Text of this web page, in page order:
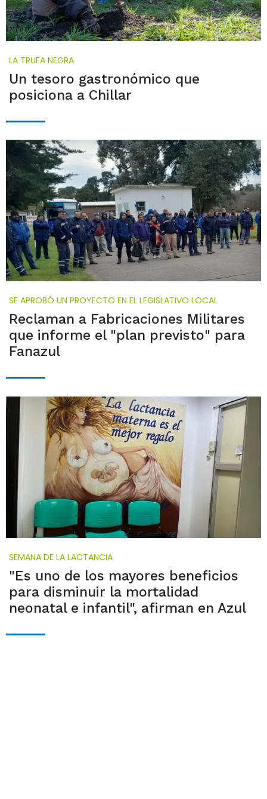
LA TRUFA NEGRA
Un tesoro gastronómico que
posiciona a Chillar
SE APROBÓ UN PROYECTO EN EL LEGISLATIVO LOCAL
Reclaman a Fabricaciones Militares
que informe el "plan previsto" para
Fanazul
SEMANA DE LA LACTANCIA
"Es uno de los mayores beneficios
para disminuir la mortalidad
neonatal e infantil", afirman en Azul